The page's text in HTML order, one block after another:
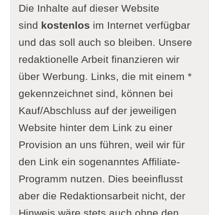
Die Inhalte auf dieser Website
sind kostenlos im Internet verfügbar
und das soll auch so bleiben. Unsere
redaktionelle Arbeit finanzieren wir
über Werbung. Links, die mit einem *
gekennzeichnet sind, können bei
Kauf/Abschluss auf der jeweiligen
Website hinter dem Link zu einer
Provision an uns führen, weil wir für
den Link ein sogenanntes Affiliate-
Programm nutzen. Dies beeinflusst
aber die Redaktionsarbeit nicht, der